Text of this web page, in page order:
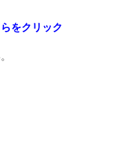
をクリック